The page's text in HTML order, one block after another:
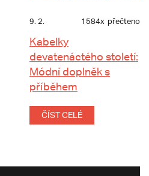
9. 2. 1584x přečteno
Kabelky
devatenáctého století:
Módní doplněk s
příběhem
ČÍST CELÉ